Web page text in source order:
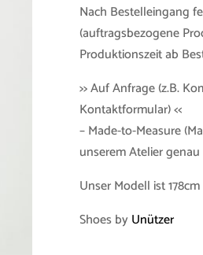
Nach Bestelleingang
(auftragsbezogene
Produktionszeit ab
>> Auf Anfrage (z.B.
Kontaktformular) <<
– Made-to-Measure
unserem Atelier
Unser Modell ist
Shoes byUnützer